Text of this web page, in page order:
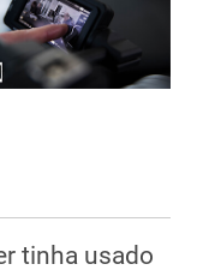
tinha usado